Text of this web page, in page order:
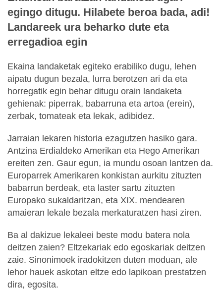
egingo ditugu. Hilabete beroa bada, adi!
Landareek ura beharko dute eta
erregadioa egin
Ekaina landaketak egiteko erabiliko dugu, lehen
aipatu dugun bezala, lurra berotzen ari da eta
horregatik egin behar ditugu orain landaketa
gehienak: piperrak, babarruna eta artoa (erein),
zerbak, tomateak eta lekak, adibidez.
Jarraian lekaren historia ezagutzen hasiko gara.
Antzina Erdialdeko Amerikan eta Hego Amerikan
ereiten zen. Gaur egun, ia mundu osoan lantzen da.
Europarrek Amerikaren konkistan aurkitu zituzten
babarrun berdeak, eta laster sartu zituzten
Europako sukaldaritzan, eta XIX. mendearen
amaieran lekale bezala merkaturatzen hasi ziren.
Ba al dakizue lekaleei beste modu batera nola
deitzen zaien? Eltzekariak edo egoskariak deitzen
zaie. Sinonimoek iradokitzen duten moduan, ale
lehor hauek askotan eltze edo lapikoan prestatzen
dira, egosita.